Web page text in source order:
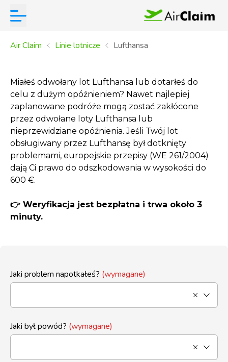
Air Claim Linie lotnicze Lufthansa
Miałeś odwołany lot Lufthansa lub dotarłeś do
celu z dużym opóźnieniem? Nawet najlepiej
zaplanowane podróże mogą zostać zakłócone
przez odwołane loty Lufthansa lub
nieprzewidziane opóźnienia. Jeśli Twój lot
obsługiwany przez Lufthansę był dotknięty
problemami, europejskie przepisy (WE 261/2004)
dają Ci prawo do odszkodowania w wysokości do
600 €.
👉 Weryfikacja jest bezpłatna i trwa około 3
minuty.
Jaki problem napotkałeś? (wymagane)
Jaki był powód? (wymagane)